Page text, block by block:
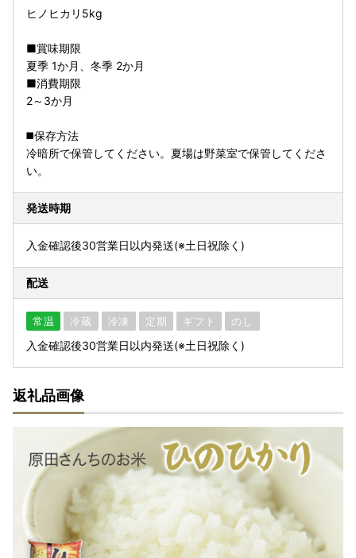
ヒノヒカリ5kg
■賞味期限
夏季 1か月、冬季 2か月
■消費期限
2～3か月
◼️保存方法
冷暗所で保管してください。夏場は野菜室で保管してくださ
い。
発送時期
入金確認後30営業日以内発送(※土日祝除く)
配送
常温 冷蔵 冷凍 定期 ギフト のし
入金確認後30営業日以内発送(※土日祝除く)
返礼品画像